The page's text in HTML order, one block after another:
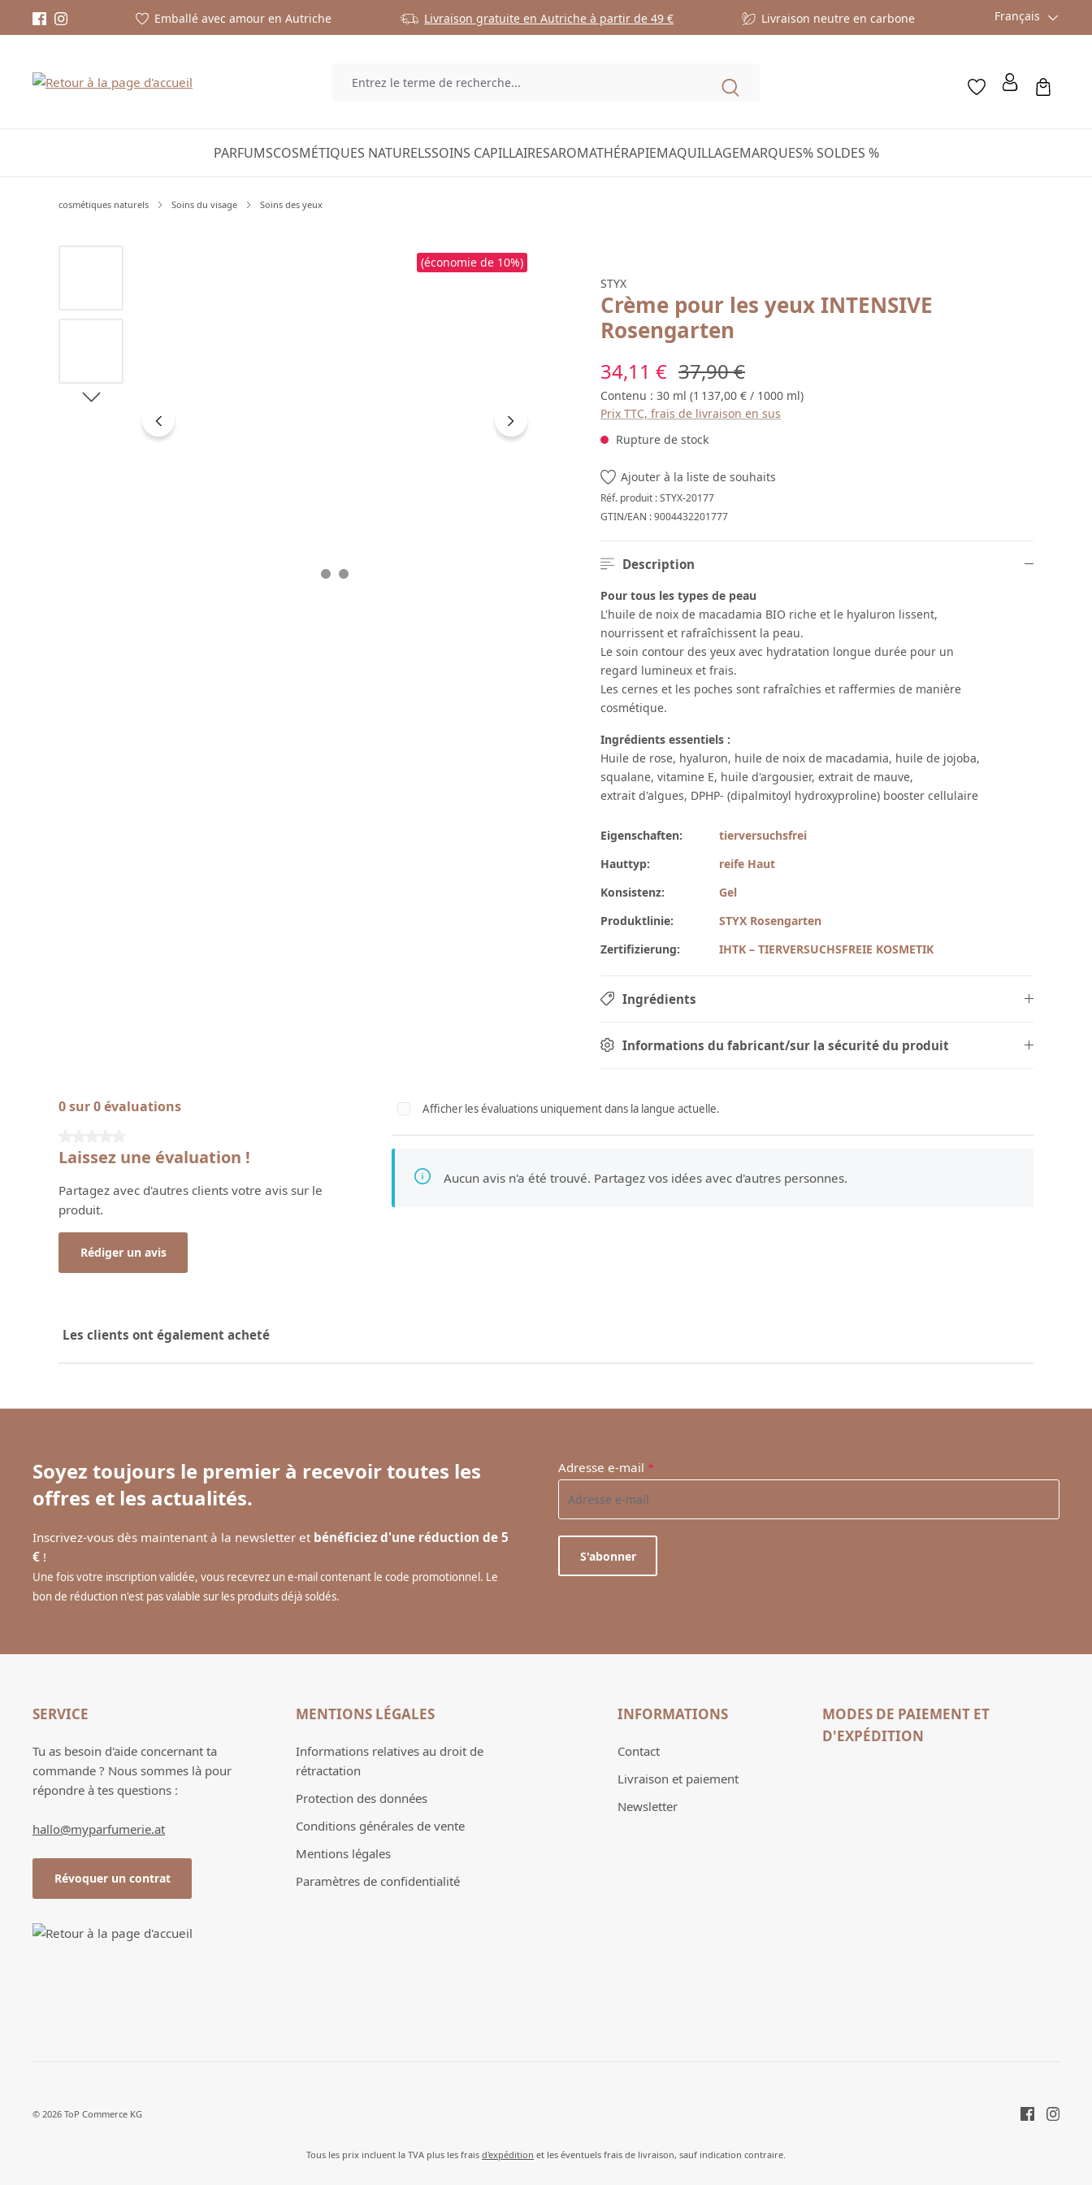
Emballé avec amour en Autriche Livraison gratuite en Autriche à partir de 49 € Livraison neutre en carbone Français
PARFUMSCOSMÉTIQUES NATURELSSOINS CAPILLAIRESAROMATHÉRAPIEMAQUILLAGEMARQUES% SOLDES %
cosmétiques naturels Soins du visage Soins des yeux
(économie de 10%)
STYX
Crème pour les yeux INTENSIVE
Rosengarten
Prix de vente :
34,11 € Prix régulier :
37,90 €
Contenu : 30 ml (1 137,00 € / 1000 ml)
Prix TTC, frais de livraison en sus
Rupture de stock
Ajouter à la liste de souhaits
Réf. produit :STYX-20177
GTIN/EAN :9004432201777
Description
Pour tous les types de peau
L'huile de noix de macadamia BIO riche et le hyaluron lissent,
nourrissent et rafraîchissent la peau.
Le soin contour des yeux avec hydratation longue durée pour un
regard lumineux et frais.
Les cernes et les poches sont rafraîchies et raffermies de manière
cosmétique.
Ingrédients essentiels :
Huile de rose, hyaluron, huile de noix de macadamia, huile de jojoba,
squalane, vitamine E, huile d'argousier, extrait de mauve,
extrait d'algues, DPHP- (dipalmitoyl hydroxyproline) booster cellulaire
Eigenschaften:
tierversuchsfrei
Hauttyp:
reife Haut
Konsistenz:
Gel
Produktlinie:
STYX Rosengarten
Zertifizierung:
IHTK – TIERVERSUCHSFREIE KOSMETIK
Ingrédients
Informations du fabricant/sur la sécurité du produit
0 sur 0 évaluations
Laissez une évaluation !
Partagez avec d'autres clients votre avis sur le
produit.
Rédiger un avis
Afficher les évaluations uniquement dans la langue actuelle.
Aucun avis n'a été trouvé. Partagez vos idées avec d'autres personnes.
Les clients ont également acheté
Soyez toujours le premier à recevoir toutes les
offres et les actualités.
Inscrivez-vous dès maintenant à la newsletter et bénéficiez d'une réduction de 5
€ !
Une fois votre inscription validée, vous recevrez un e-mail contenant le code promotionnel. Le
bon de réduction n'est pas valable sur les produits déjà soldés.
Adresse e-mail *
S'abonner
SERVICE
Tu as besoin d'aide concernant ta
commande ? Nous sommes là pour
répondre à tes questions :
hallo@myparfumerie.at
Révoquer un contrat
MENTIONS LÉGALES
Informations relatives au droit de
rétractation
Protection des données
Conditions générales de vente
Mentions légales
Paramètres de confidentialité
INFORMATIONS
Contact
Livraison et paiement
Newsletter
MODES DE PAIEMENT ET
D'EXPÉDITION
© 2026 ToP Commerce KG
Tous les prix incluent la TVA plus les frais d'expédition et les éventuels frais de livraison, sauf indication contraire.